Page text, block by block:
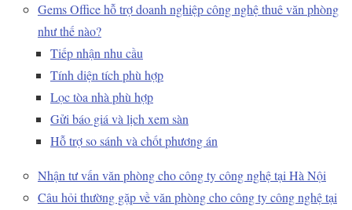
Gems Office hỗ trợ doanh nghiệp công nghệ thuê văn phòng
như thế nào?
Tiếp nhận nhu cầu
Tính diện tích phù hợp
Lọc tòa nhà phù hợp
Gửi báo giá và lịch xem sàn
Hỗ trợ so sánh và chốt phương án
Nhận tư vấn văn phòng cho công ty công nghệ tại Hà Nội
Câu hỏi thường gặp về văn phòng cho công ty công nghệ tại